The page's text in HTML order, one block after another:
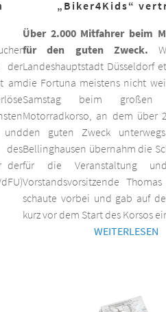
der
am
des
der
„Biker4Kids“
Über 2.000 Mitfahrer beim
für den guten Zweck.
Landeshauptstadt Düsseldorf
die Fortuna meistens nicht
Samstag beim großen
Motorradkorso, an dem über
den guten Zweck
Bellinghausen übernahm die
für die Veranstaltung
Vorstandsvorsitzende
schaute vorbei und gab auf
kurz vor dem Start des Korsos
WEITERLESEN